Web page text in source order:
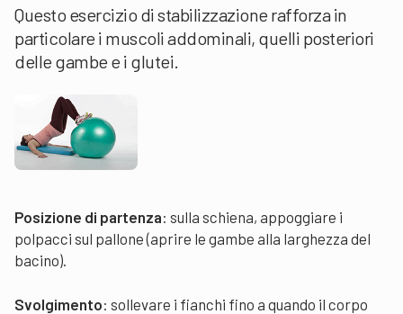
Questo esercizio di stabilizzazione rafforza in
particolare i muscoli addominali, quelli posteriori
delle gambe e i glutei.
Posizione di partenza: sulla schiena, appoggiare i
polpacci sul pallone (aprire le gambe alla larghezza del
bacino).
Svolgimento: sollevare i fianchi fino a quando il corpo